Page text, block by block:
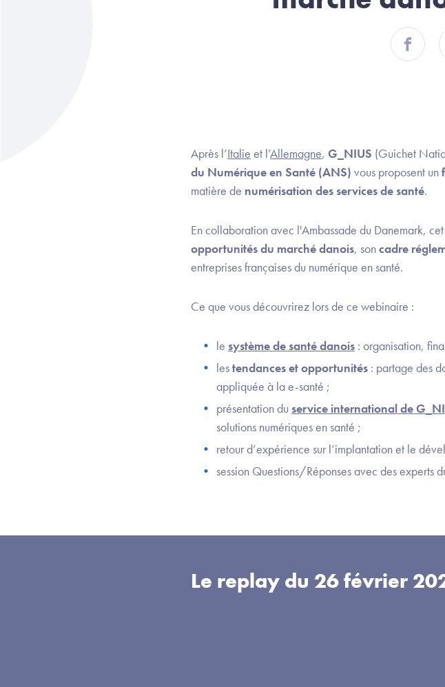
Après l’Italie et l’Allemagne, G_NIUS (Guichet
du Numérique en Santé (ANS) vous proposent un
matière de numérisation des services de santé.
En collaboration avec l'Ambassade du Danemark,
opportunités du marché danois, soncadre
entreprises françaises du numérique en santé.
Ce que vous découvrirez lors de ce webinaire :
le système de santé danois : organisation,
lestendances et opportunités : partage des
appliquée à la e-santé ;
présentation du service international de
solutions numériques en santé ;
retour d’expérience sur l’implantation et le
session Questions/Réponses avec des experts
Le replay du 26 février